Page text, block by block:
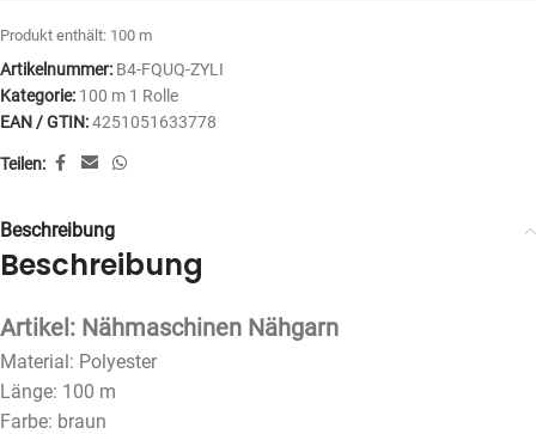
Produkt enthält: 100 m
Artikelnummer: B4-FQUQ-ZYLI
Kategorie: 100 m 1 Rolle
EAN / GTIN:4251051633778
Teilen:
Beschreibung
Beschreibung
Artikel: Nähmaschinen Nähgarn
Material: Polyester
Länge: 100 m
Farbe: braun